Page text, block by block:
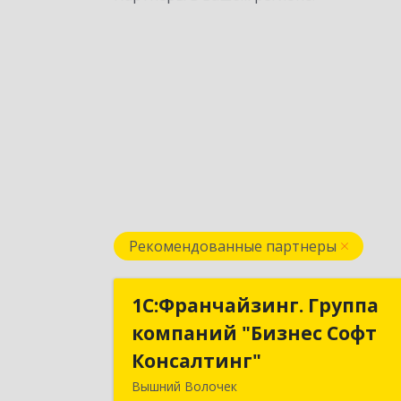
Рекомендованные партнеры
1С:Франчайзинг. Группа
компаний "Бизнес Софт
Консалтинг"
Вышний Волочек
1С:Франчайзинг. Группа
компаний "Бизнес Софт